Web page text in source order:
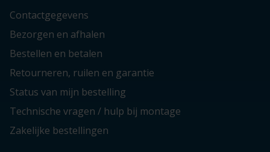
Contactgegevens
Bezorgen en afhalen
Bestellen en betalen
Retourneren, ruilen en garantie
Status van mijn bestelling
Technische vragen / hulp bij montage
Zakelijke bestellingen